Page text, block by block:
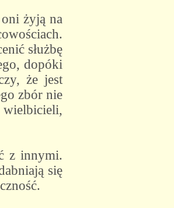
żyją na
służbę
dopóki
że jest
zbór nie
z innymi.
się